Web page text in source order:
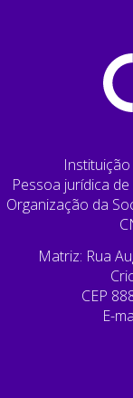
Pessoa jurídica
Organização da
Matriz: Rua
CEP
E-